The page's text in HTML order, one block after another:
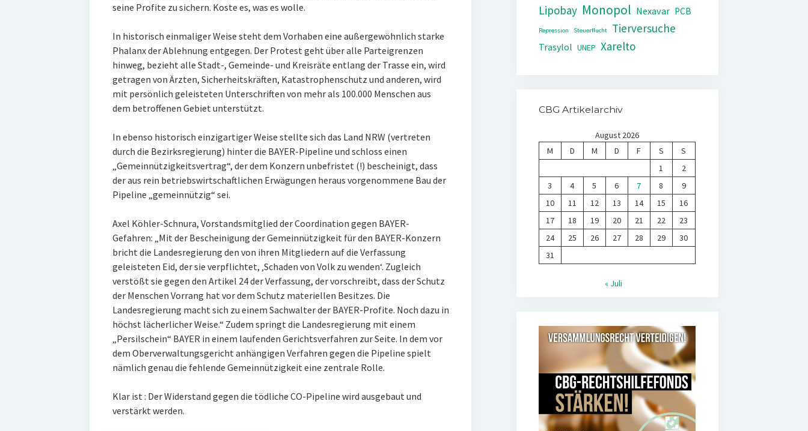
seine Profite zu sichern. Koste es, was es wolle.
In historisch einmaliger Weise steht dem Vorhaben eine außergewöhnlich starke
Phalanx der Ablehnung entgegen. Der Protest geht über alle Parteigrenzen
hinweg, bezieht alle Stadt-, Gemeinde- und Kreisräte entlang der Trasse ein, wird
getragen von Ärzten, Sicherheitskräften, Katastrophenschutz und anderen, wird
mit persönlich geleisteten Unterschriften von mehr als 100.000 Menschen aus
dem betroffenen Gebiet unterstützt.
In ebenso historisch einzigartiger Weise stellte sich das Land NRW (vertreten
durch die Bezirksregierung) hinter die BAYER-Pipeline und schloss einen
„Gemeinnützigkeitsvertrag“, der dem Konzern unbefristet (!) bescheinigt, dass
der aus rein betriebswirtschaftlichen Erwägungen heraus vorgenommene Bau der
Pipeline „gemeinnützig“ sei.
Axel Köhler-Schnura, Vorstandsmitglied der Coordination gegen BAYER-
Gefahren: „Mit der Bescheinigung der Gemeinnützigkeit für den BAYER-Konzern
bricht die Landesregierung den von ihren Mitgliedern auf die Verfassung
geleisteten Eid, der sie verpflichtet, ‚Schaden von Volk zu wenden‘. Zugleich
verstößt sie gegen den Artikel 24 der Verfassung, der vorschreibt, dass der Schutz
der Menschen Vorrang hat vor dem Schutz materiellen Besitzes. Die
Landesregierung macht sich zu einem Sachwalter der BAYER-Profite. Noch dazu in
höchst lächerlicher Weise.“ Zudem springt die Landesregierung mit einem
„Persilschein“ BAYER in einem laufenden Gerichtsverfahren zur Seite. In dem vor
dem Oberverwaltungsgericht anhängigen Verfahren gegen die Pipeline spielt
nämlich genau die fehlende Gemeinnützigkeit eine zentrale Rolle.
Klar ist : Der Widerstand gegen die tödliche CO-Pipeline wird ausgebaut und
verstärkt werden.
Lipobay Monopol Nexavar PCB
Repression Steuerflucht Tierversuche
Trasylol UNEP Xarelto
CBG Artikelarchiv
August 2026
M
D M D F S
S
1
2
3
4 5 6 7 8
9
10
11 12 13 14 15
16
17
18 19 20 21 22
23
24
25 26 27 28 29
30
31
« Juli